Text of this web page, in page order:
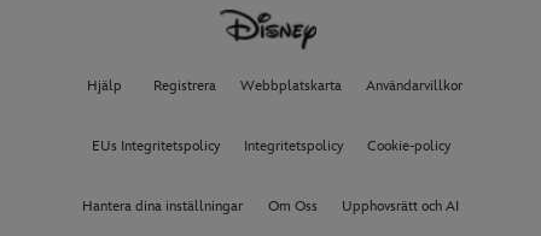
Hjälp Registrera Webbplatskarta Användarvillkor
EUs Integritetspolicy Integritetspolicy Cookie-policy
Hantera dina inställningar Om Oss Upphovsrätt och AI